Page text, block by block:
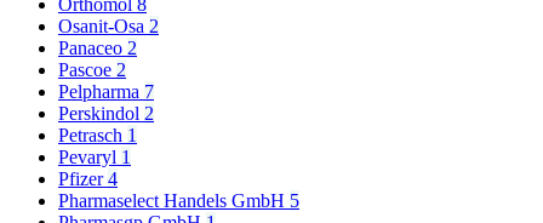
Osanit-Osa 2
Panaceo 2
Pascoe 2
Pelpharma 7
Perskindol 2
Petrasch 1
Pevaryl 1
Pfizer4
Pharmaselect Handels GmbH 5